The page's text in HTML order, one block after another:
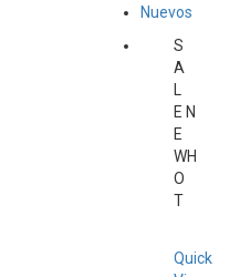
Nuevos
S
A
E N
E
WH
O
T
Quick